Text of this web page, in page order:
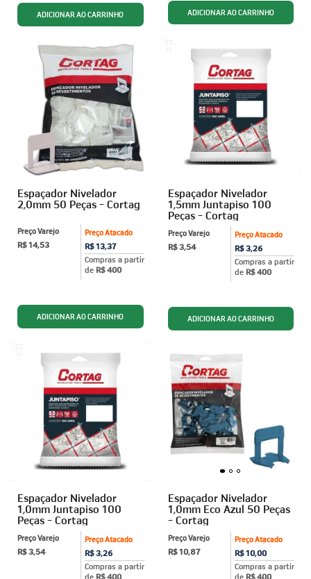
Espaçador Nivelador
2,0mm 50 Peças - Cortag
Preço Atacado
R$ 13,37
Compras a partir
de R$ 400
Preço Varejo
R$ 14,53
Espaçador Nivelador
1,5mm Juntapiso 100
Peças - Cortag
Preço Atacado
R$ 3,26
Compras a partir
de R$ 400
Preço Varejo
R$ 3,54
Espaçador Nivelador
1,0mm Juntapiso 100
Peças - Cortag
Preço Atacado
R$ 3,26
Compras a partir
de R$ 400
Preço Varejo
R$ 3,54
Espaçador Nivelador
1,0mm Eco Azul 50 Peças
- Cortag
Preço Atacado
R$ 10,00
Compras a partir
de R$ 400
Preço Varejo
R$ 10,87